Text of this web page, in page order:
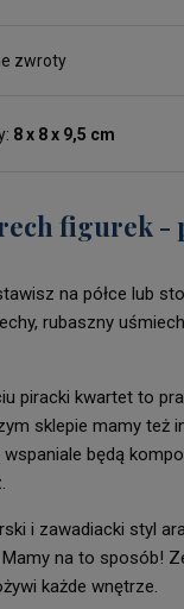
zwroty
8 x 8 x 9,5 cm
figurek -
na półce lub
rubaszny
piracki kwartet to
sklepie mamy też
będą
i zawadiacki styl
na to sposób!
każde wnętrze.